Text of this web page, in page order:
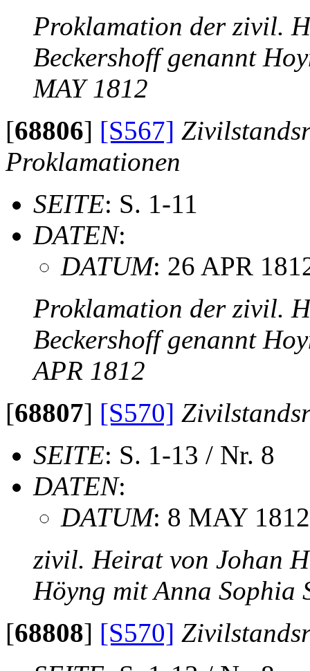
Proklamation der zivil.
Beckershoff genannt
MAY 1812
[68806] [S567]
Proklamationen
SEITE: S. 1-11
DATEN:
DATUM: 26 APR
Proklamation der zivil.
Beckershoff genannt
APR 1812
[68807] [S570]
SEITE: S. 1-13 / Nr. 8
DATEN:
DATUM: 8 MAY 1812
zivil. Heirat von Johan
Höyng mit Anna Sophia
[68808] [S570]